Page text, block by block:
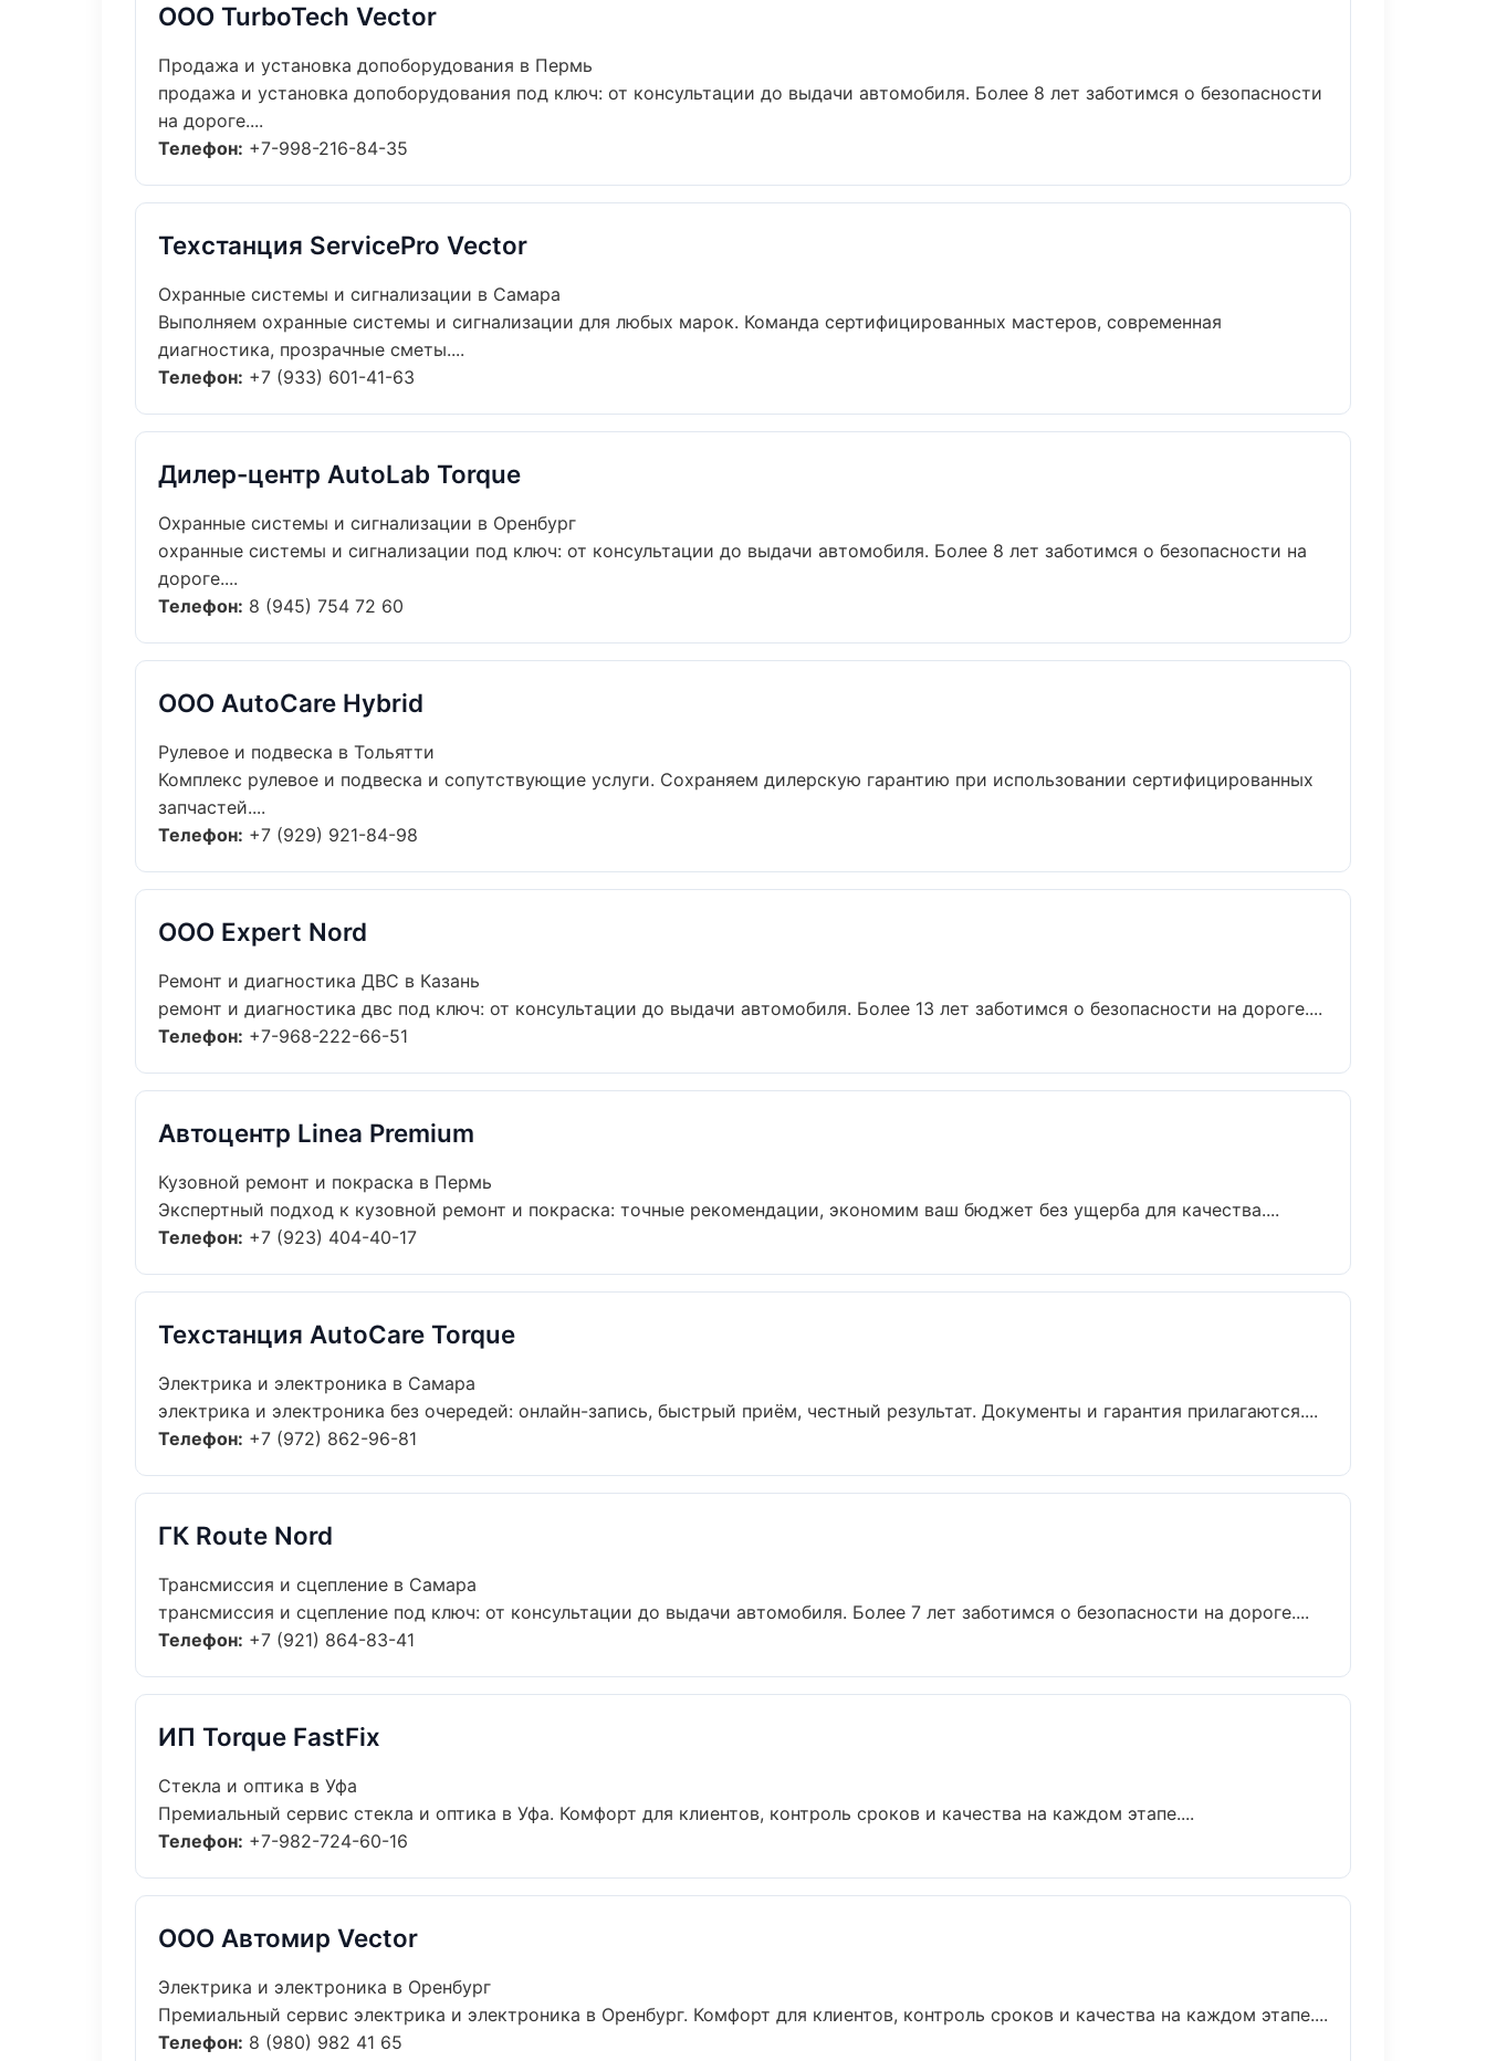
ООО TurboTech Vector
Продажа и установка допоборудования в Пермь
продажа и установка допоборудования под ключ: от консультации до выдачи автомобиля. Более 8 лет заботимся о безопасности
на дороге....
Телефон: +7-998-216-84-35
Техстанция ServicePro Vector
Охранные системы и сигнализации в Самара
Выполняем охранные системы и сигнализации для любых марок. Команда сертифицированных мастеров, современная
диагностика, прозрачные сметы....
Телефон: +7 (933) 601-41-63
Дилер-центр AutoLab Torque
Охранные системы и сигнализации в Оренбург
охранные системы и сигнализации под ключ: от консультации до выдачи автомобиля. Более 8 лет заботимся о безопасности на
дороге....
Телефон: 8 (945) 754 72 60
ООО AutoCare Hybrid
Рулевое и подвеска в Тольятти
Комплекс рулевое и подвеска и сопутствующие услуги. Сохраняем дилерскую гарантию при использовании сертифицированных
запчастей....
Телефон: +7 (929) 921-84-98
ООО Expert Nord
Ремонт и диагностика ДВС в Казань
ремонт и диагностика двс под ключ: от консультации до выдачи автомобиля. Более 13 лет заботимся о безопасности на дороге....
Телефон: +7-968-222-66-51
Автоцентр Linea Premium
Кузовной ремонт и покраска в Пермь
Экспертный подход к кузовной ремонт и покраска: точные рекомендации, экономим ваш бюджет без ущерба для качества....
Телефон: +7 (923) 404-40-17
Техстанция AutoCare Torque
Электрика и электроника в Самара
электрика и электроника без очередей: онлайн-запись, быстрый приём, честный результат. Документы и гарантия прилагаются....
Телефон: +7 (972) 862-96-81
ГК Route Nord
Трансмиссия и сцепление в Самара
трансмиссия и сцепление под ключ: от консультации до выдачи автомобиля. Более 7 лет заботимся о безопасности на дороге....
Телефон: +7 (921) 864-83-41
ИП Torque FastFix
Стекла и оптика в Уфа
Премиальный сервис стекла и оптика в Уфа. Комфорт для клиентов, контроль сроков и качества на каждом этапе....
Телефон: +7-982-724-60-16
ООО Автомир Vector
Электрика и электроника в Оренбург
Премиальный сервис электрика и электроника в Оренбург. Комфорт для клиентов, контроль сроков и качества на каждом этапе....
Телефон: 8 (980) 982 41 65